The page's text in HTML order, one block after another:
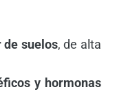
de suelos, de alta
y hormonas